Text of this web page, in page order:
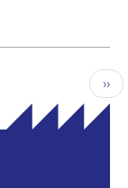
››